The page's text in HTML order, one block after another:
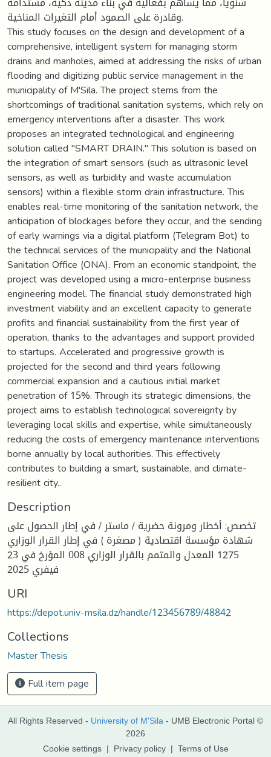
وقادرة على الصمود أمام التغيرات المناخية.
This study focuses on the design and development of a
comprehensive, intelligent system for managing storm
drains and manholes, aimed at addressing the risks of urban
flooding and digitizing public service management in the
municipality of M'Sila. The project stems from the
shortcomings of traditional sanitation systems, which rely on
emergency interventions after a disaster. This work
proposes an integrated technological and engineering
solution called "SMART DRAIN." This solution is based on
the integration of smart sensors (such as ultrasonic level
sensors, as well as turbidity and waste accumulation
sensors) within a flexible storm drain infrastructure. This
enables real-time monitoring of the sanitation network, the
anticipation of blockages before they occur, and the sending
of early warnings via a digital platform (Telegram Bot) to
the technical services of the municipality and the National
Sanitation Office (ONA). From an economic standpoint, the
project was developed using a micro-enterprise business
engineering model. The financial study demonstrated high
investment viability and an excellent capacity to generate
profits and financial sustainability from the first year of
operation, thanks to the advantages and support provided
to startups. Accelerated and progressive growth is
projected for the second and third years following
commercial expansion and a cautious initial market
penetration of 15%. Through its strategic dimensions, the
project aims to establish technological sovereignty by
leveraging local skills and expertise, while simultaneously
reducing the costs of emergency maintenance interventions
borne annually by local authorities. This effectively
contributes to building a smart, sustainable, and climate-
resilient city..
Description
تخصص: أخطار ومرونة حضرية / ماستر / في إطار الحصول على
شهادة مؤسسة اقتصادية ( مصغرة ) في إطار القرار الوزاري
1275 المعدل والمتمم بالقرار الوزاري 008 المؤرخ في 23
فيفري 2025
URI
https://depot.univ-msila.dz/handle/123456789/48842
Collections
Master Thesis
Full item page
All Rights Reserved - University of M'Sila - UMB Electronic Portal ©
2026
Cookie settings | Privacy policy | Terms of Use